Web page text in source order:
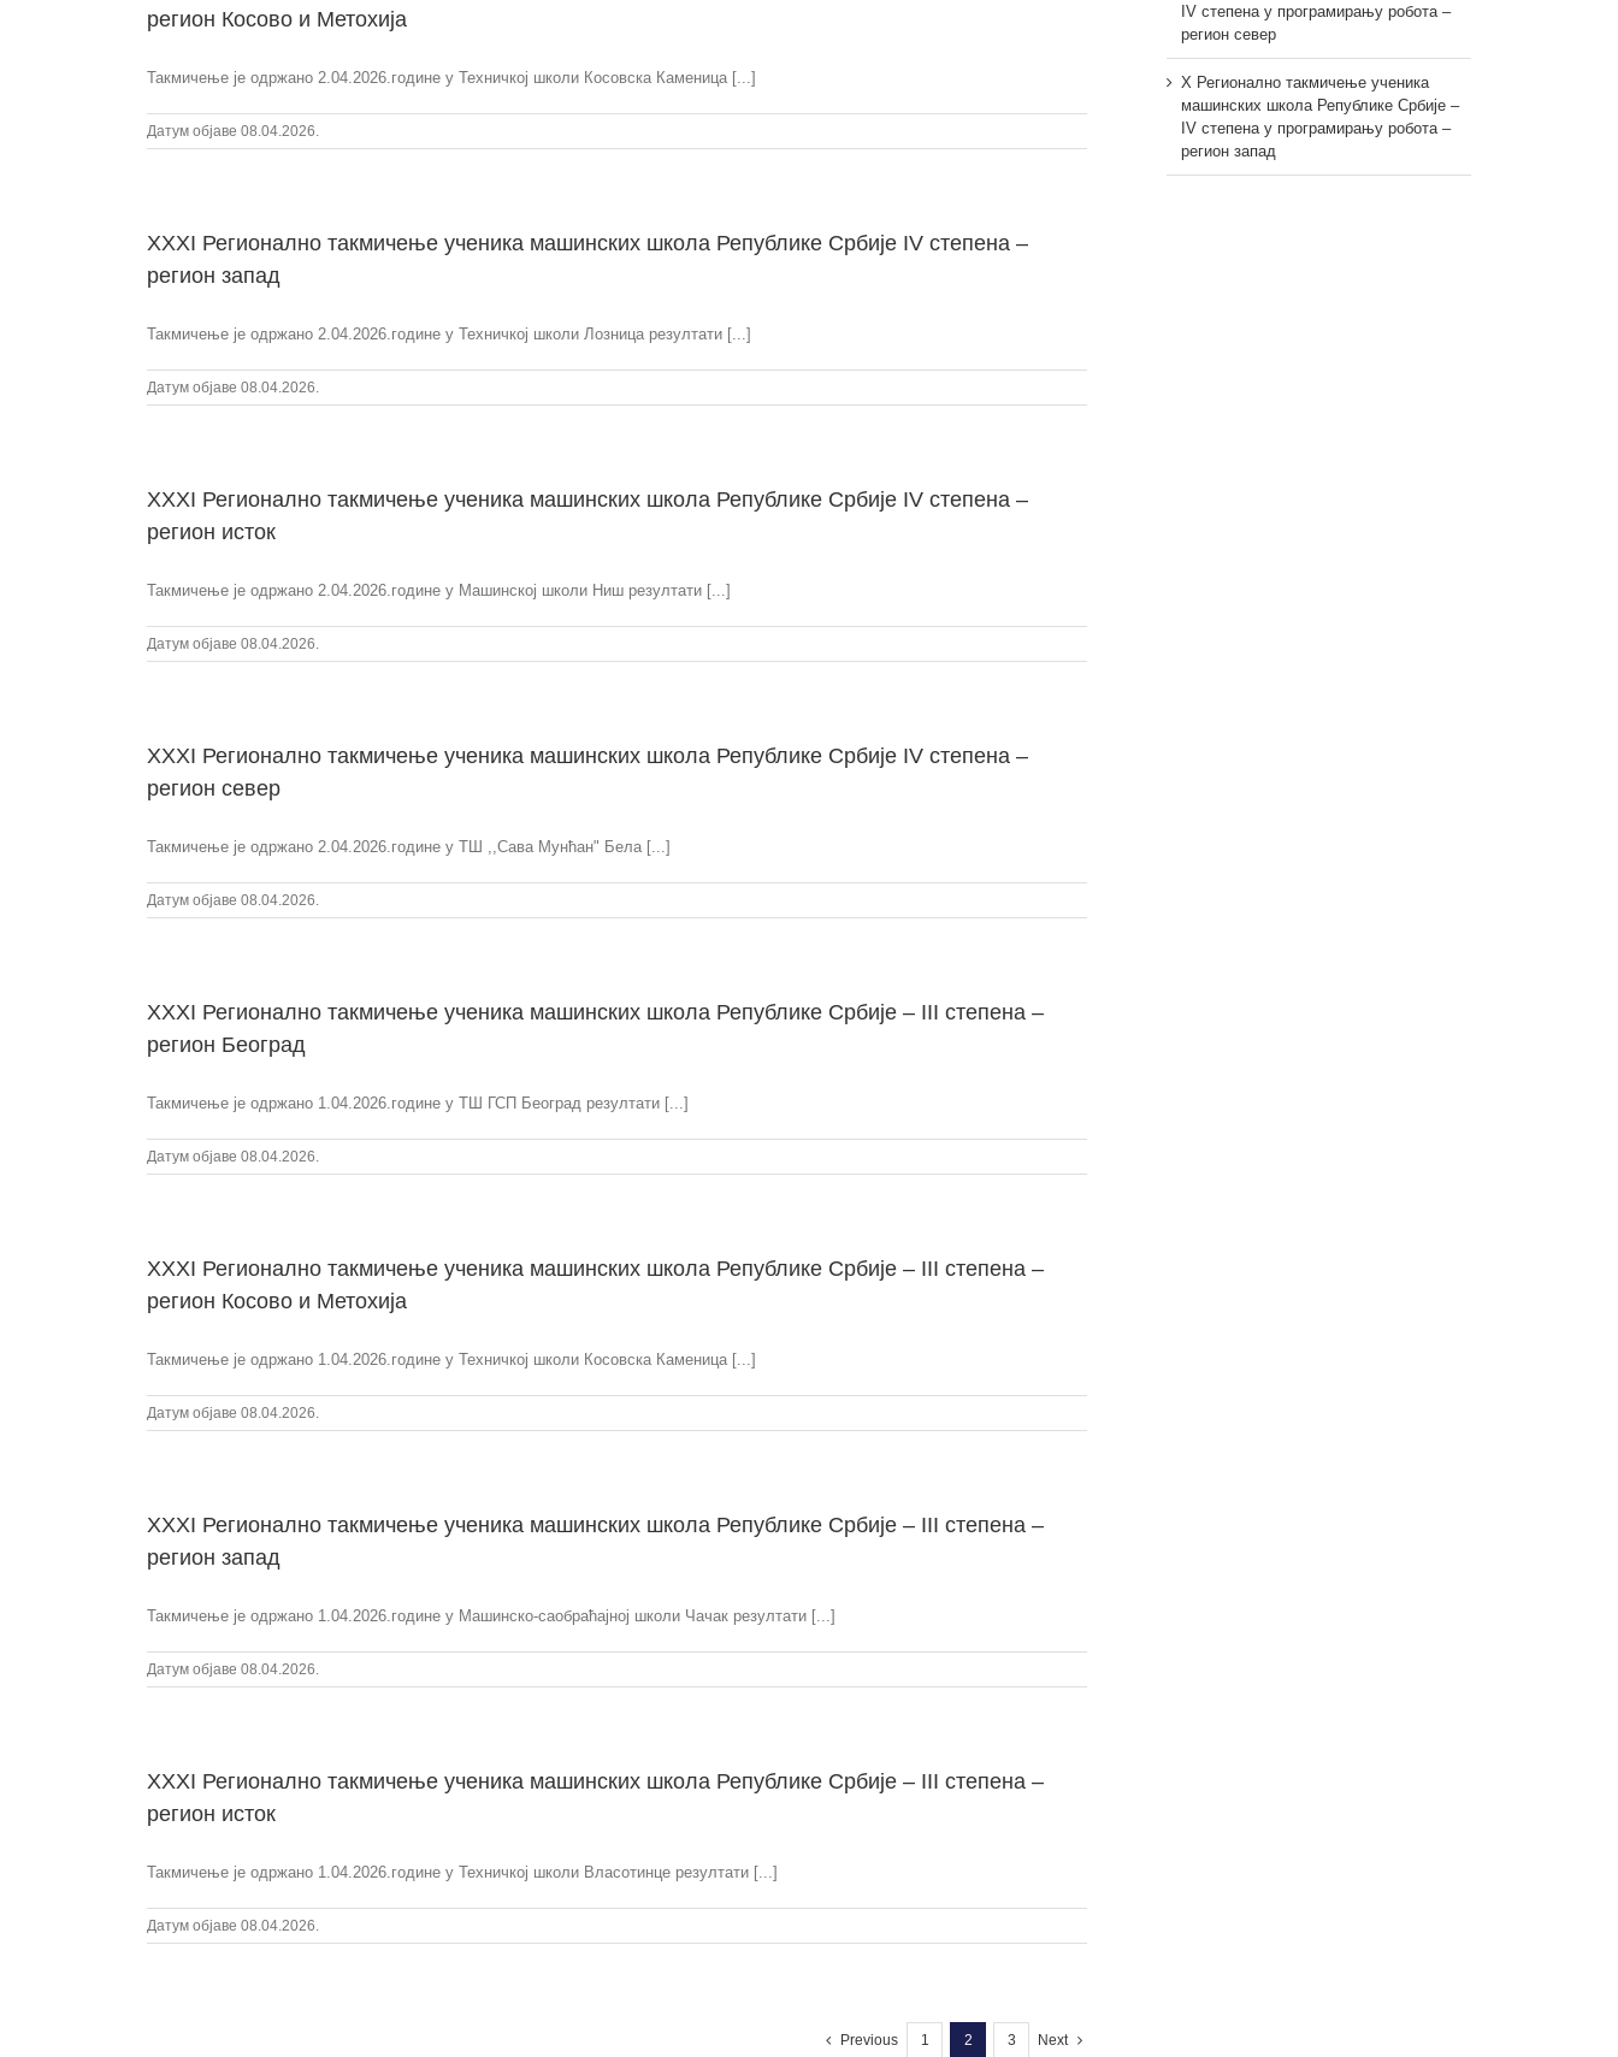
регион Косово и Метохија
Такмичење је одржано 2.04.2026.године у Техничкој школи Косовска Каменица [...]
Датум објаве 08.04.2026.
XXXI Регионално такмичење ученика машинских школа Републике Србије IV степена –
регион запад
Такмичење је одржано 2.04.2026.године у Техничкој школи Лозница резултати [...]
Датум објаве 08.04.2026.
XXXI Регионално такмичење ученика машинских школа Републике Србије IV степена –
регион исток
Такмичење је одржано 2.04.2026.године у Машинској школи Ниш резултати [...]
Датум објаве 08.04.2026.
XXXI Регионално такмичење ученика машинских школа Републике Србије IV степена –
регион север
Такмичење је одржано 2.04.2026.године у ТШ ,,Сава Мунћан" Бела [...]
Датум објаве 08.04.2026.
XXXI Регионално такмичење ученика машинских школа Републике Србије – III степена –
регион Београд
Такмичење је одржано 1.04.2026.године у ТШ ГСП Београд резултати [...]
Датум објаве 08.04.2026.
XXXI Регионално такмичење ученика машинских школа Републике Србије – III степена –
регион Косово и Метохија
Такмичење је одржано 1.04.2026.године у Техничкој школи Косовска Каменица [...]
Датум објаве 08.04.2026.
XXXI Регионално такмичење ученика машинских школа Републике Србије – III степена –
регион запад
Такмичење је одржано 1.04.2026.године у Машинско-саобраћајној школи Чачак резултати [...]
Датум објаве 08.04.2026.
XXXI Регионално такмичење ученика машинских школа Републике Србије – III степена –
регион исток
Такмичење је одржано 1.04.2026.године у Техничкој школи Власотинце резултати [...]
Датум објаве 08.04.2026.
Previous 1 2 3 Next
IV степена у програмирању робота –
регион север
X Регионално такмичење ученика
машинских школа Републике Србије –
IV степена у програмирању робота –
регион запад